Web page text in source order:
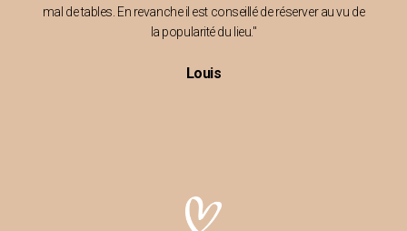
mal de tables. En revanche il est conseillé de réserver au vu de
la popularité du lieu."
Louis